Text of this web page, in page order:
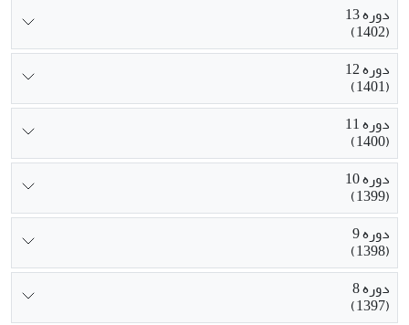
دوره 13
(1402)
دوره 12
(1401)
دوره 11
(1400)
دوره 10
(1399)
دوره 9
(1398)
دوره 8
(1397)